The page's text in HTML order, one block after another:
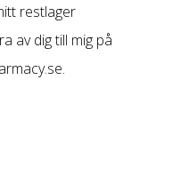
restlager
av dig till mig på
.